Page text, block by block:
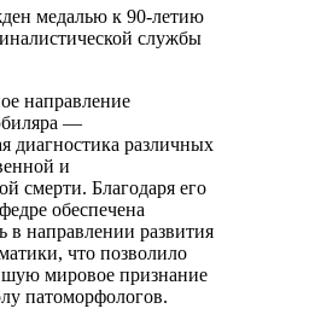
медалью к 90-летию
службы
направление
—
диагностика различных
и
смерти. Благодаря его
обеспечена
в направлении развития
что позволило
мировое признание
патоморфологов.